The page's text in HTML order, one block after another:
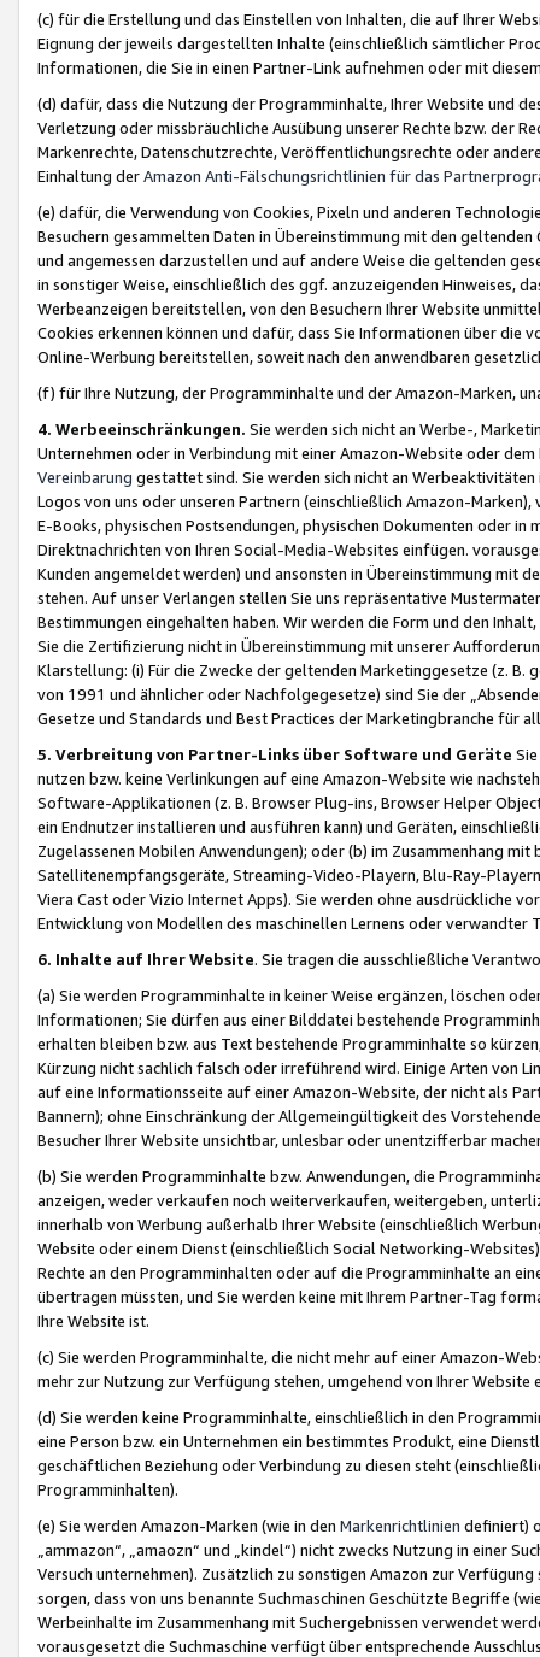
(c) für die Erstellung und das Einstellen von Inhalten, die auf Ihrer
Eignung der jeweils dargestellten Inhalte (einschließlich sämtlicher
Informationen, die Sie in einen Partner-Link aufnehmen oder mit
(d) dafür, dass die Nutzung der Programminhalte, Ihrer Website und
Verletzung oder missbräuchliche Ausübung unserer Rechte bzw. der
Markenrechte, Datenschutzrechte, Veröffentlichungsrechte oder
Einhaltung derAmazon Anti-Fälschungsrichtlinien für das
(e) dafür, die Verwendung von Cookies, Pixeln und anderen
Besuchern gesammelten Daten in Übereinstimmung mit den
und angemessen darzustellen und auf andere Weise die geltenden
in sonstiger Weise, einschließlich des ggf. anzuzeigenden Hinweises,
Werbeanzeigen bereitstellen, von den Besuchern Ihrer Website
Cookies erkennen können und dafür, dass Sie Informationen über die
Online-Werbung bereitstellen, soweit nach den anwendbaren
(f) für Ihre Nutzung, der Programminhalte und der Amazon-Marken,
4. Werbeeinschränkungen. Sie werden sich nicht an Werbe-,
Unternehmen oder in Verbindung mit einer Amazon-Website oder
Vereinbarung gestattet sind. Sie werden sich nicht an
Logos von uns oder unseren Partnern (einschließlich Amazon-
E-Books, physischen Postsendungen, physischen Dokumenten oder in
Direktnachrichten von Ihren Social-Media-Websites einfügen.
Kunden angemeldet werden) und ansonsten in Übereinstimmung mit
stehen. Auf unser Verlangen stellen Sie uns repräsentative
Bestimmungen eingehalten haben. Wir werden die Form und den
Sie die Zertifizierung nicht in Übereinstimmung mit unserer
Klarstellung: (i) Für die Zwecke der geltenden Marketinggesetze (z. B.
von 1991 und ähnlicher oder Nachfolgegesetze) sind Sie der
Gesetze und Standards und Best Practices der Marketingbranche für
5. Verbreitung von Partner-Links über Software und Geräte
nutzen bzw. keine Verlinkungen auf eine Amazon-Website wie
Software-Applikationen (z. B. Browser Plug-ins, Browser Helper
ein Endnutzer installieren und ausführen kann) und Geräten,
Zugelassenen Mobilen Anwendungen); oder (b) im Zusammenhang
Satellitenempfangsgeräte, Streaming-Video-Playern, Blu-Ray-
Viera Cast oder Vizio Internet Apps). Sie werden ohne ausdrückliche
Entwicklung von Modellen des maschinellen Lernens oder
6. Inhalte auf Ihrer Website. Sie tragen die ausschließliche
(a) Sie werden Programminhalte in keiner Weise ergänzen, löschen
Informationen; Sie dürfen aus einer Bilddatei bestehende
erhalten bleiben bzw. aus Text bestehende Programminhalte so
Kürzung nicht sachlich falsch oder irreführend wird. Einige Arten von
auf eine Informationsseite auf einer Amazon-Website, der nicht als
Bannern); ohne Einschränkung der Allgemeingültigkeit des
Besucher Ihrer Website unsichtbar, unlesbar oder unentzifferbar
(b) Sie werden Programminhalte bzw. Anwendungen, die
anzeigen, weder verkaufen noch weiterverkaufen, weitergeben,
innerhalb von Werbung außerhalb Ihrer Website (einschließlich
Website oder einem Dienst (einschließlich Social Networking-
Rechte an den Programminhalten oder auf die Programminhalte an
übertragen müssten, und Sie werden keine mit Ihrem Partner-Tag
Ihre Website ist.
(c) Sie werden Programminhalte, die nicht mehr auf einer Amazon-
mehr zur Nutzung zur Verfügung stehen, umgehend von Ihrer
(d) Sie werden keine Programminhalte, einschließlich in den
eine Person bzw. ein Unternehmen ein bestimmtes Produkt, eine
geschäftlichen Beziehung oder Verbindung zu diesen steht
Programminhalten).
(e) Sie werden Amazon-Marken (wie in den Markenrichtlinien definiert)
„ammazon“, „amaozn“ und „kindel“) nicht zwecks Nutzung in einer
Versuch unternehmen). Zusätzlich zu sonstigen Amazon zur
sorgen, dass von uns benannte Suchmaschinen Geschützte Begriffe
Werbeinhalte im Zusammenhang mit Suchergebnissen verwendet
vorausgesetzt die Suchmaschine verfügt über entsprechende